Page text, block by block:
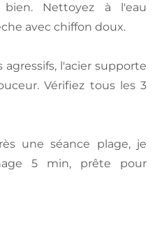
Nettoyez à l'eau
avec chiffon doux.
l'acier supporte
Vérifiez tous les 3
une séance plage, je
5 min, prête pour